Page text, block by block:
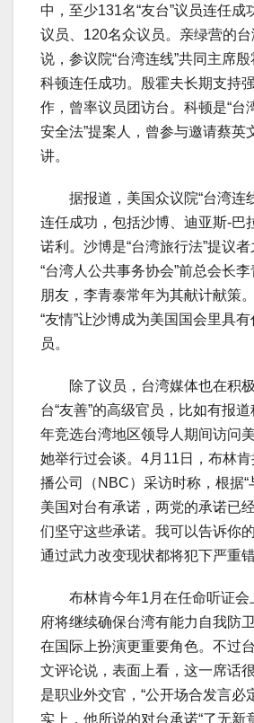
中，至少131名“友台”议员连任成
议员、120名众议员。亲绿营的台
说，参议院“台湾连线”共同主席
科顿连任成功。殷霍夫长期支持
作，曾率议员团访台。科顿是“台
安全法”提案人，曾参与邀请蔡英
讲。
据报道，美国众议院“台湾连
连任成功，包括沙博、迪亚斯-巴
诺利。沙博是“台湾旅行法”提议
“台湾人公共事务协会”前总会长
朋友，李青泰常年为其献计献策
“友情”让沙博成为美国国会里具有
员。
除了议员，台湾媒体也在积极
台“友善”的高级官员，比如有报
年竞选台湾地区领导人期间访问
她举行过会谈。4月11日，布林
播公司（NBC）采访时称，根据“
美国对台有承诺，两党的承诺已
们坚守这些承诺。我可以告诉你
通过武力改变现状都将犯下严重错
布林肯今年1月在任命听证会
府将继续确保台湾有能力自我防
在国际上扮演更重要角色。不过
文评论说，表面上看，这一席话
是职业外交官，“公开场合发言必
实上，他所说的对台承诺“了无新